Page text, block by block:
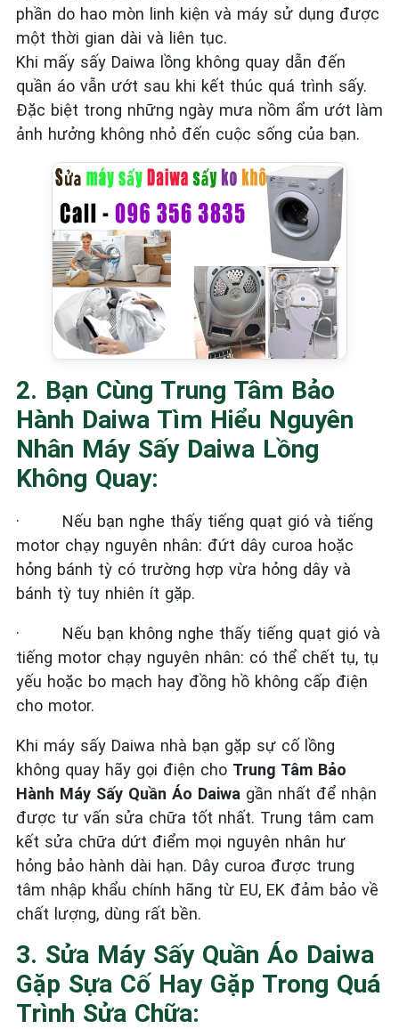
phần do hao mòn linh kiện và máy sử dụng được
một thời gian dài và liên tục.
Khi mấy sấy Daiwa lồng không quay dẫn đến
quần áo vẫn ướt sau khi kết thúc quá trình sấy.
Đặc biệt trong những ngày mưa nồm ẩm ướt làm
ảnh hưởng không nhỏ đến cuộc sống của bạn.
2. Bạn Cùng Trung Tâm Bảo
Hành Daiwa Tìm Hiểu Nguyên
Nhân Máy Sấy Daiwa Lồng
Không Quay:
· Nếu bạn nghe thấy tiếng quạt gió và tiếng
motor chạy nguyên nhân: đứt dây curoa hoặc
hỏng bánh tỳ có trường hợp vừa hỏng dây và
bánh tỳ tuy nhiên ít gặp.
· Nếu bạn không nghe thấy tiếng quạt gió và
tiếng motor chạy nguyên nhân: có thể chết tụ, tụ
yếu hoặc bo mạch hay đồng hồ không cấp điện
cho motor.
Khi máy sấy Daiwa nhà bạn gặp sự cố lồng
không quay hãy gọi điện cho Trung Tâm Bảo
Hành Máy Sấy Quần Áo Daiwa gần nhất để nhận
được tư vấn sửa chữa tốt nhất. Trung tâm cam
kết sửa chữa dứt điểm mọi nguyên nhân hư
hỏng bảo hành dài hạn. Dây curoa được trung
tâm nhập khẩu chính hãng từ EU, EK đảm bảo về
chất lượng, dùng rất bền.
3. Sửa Máy Sấy Quần Áo Daiwa
Gặp Sựa Cố Hay Gặp Trong Quá
Trình Sửa Chữa: